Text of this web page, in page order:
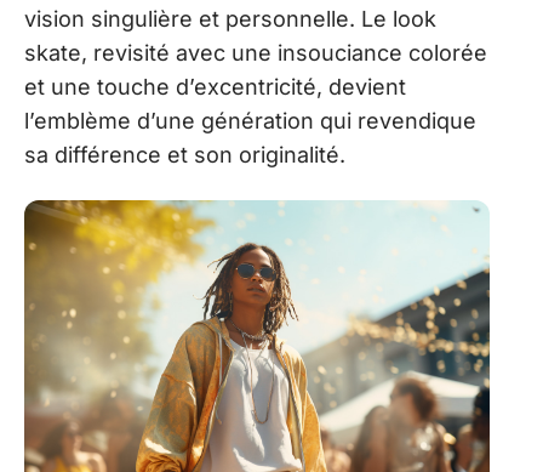
vision singulière et personnelle. Le look
skate, revisité avec une insouciance colorée
et une touche d’excentricité, devient
l’emblème d’une génération qui revendique
sa différence et son originalité.